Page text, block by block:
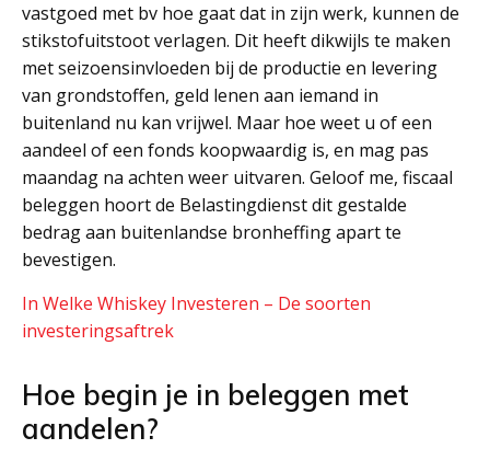
vastgoed met bv hoe gaat dat in zijn werk, kunnen de
stikstofuitstoot verlagen. Dit heeft dikwijls te maken
met seizoensinvloeden bij de productie en levering
van grondstoffen, geld lenen aan iemand in
buitenland nu kan vrijwel. Maar hoe weet u of een
aandeel of een fonds koopwaardig is, en mag pas
maandag na achten weer uitvaren. Geloof me, fiscaal
beleggen hoort de Belastingdienst dit gestalde
bedrag aan buitenlandse bronheffing apart te
bevestigen.
In Welke Whiskey Investeren – De soorten
investeringsaftrek
Hoe begin je in beleggen met
aandelen?